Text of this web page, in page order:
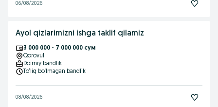
06/08/2026
Ayol qizlarimizni ishga taklif qilamiz
3 000 000 - 7 000 000 сум
Qorovul
Doimiy bandlik
To‘liq bo‘lmagan bandlik
08/08/2026